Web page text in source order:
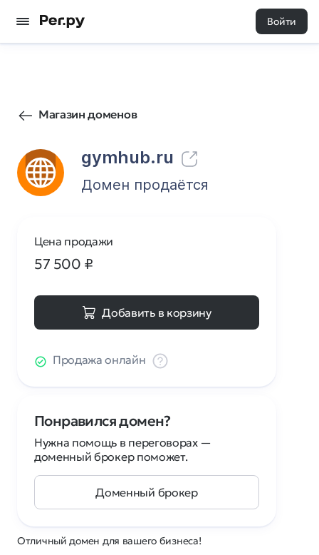
Войти
Магазин доменов
gymhub.ru
71 0
Домен продаётся
Отличный домен для вашего бизнеса!
Цена продажи
57 500 ₽
Добавить в корзину
Продажа онлайн
Понравился домен?
Нужна помощь в переговорах —
доменный брокер поможет.
Доменный брокер